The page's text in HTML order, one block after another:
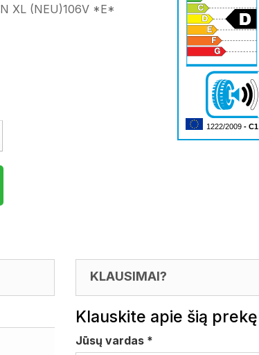
XL (NEU)106V *E*
1222/2009 - C1
KLAUSIMAI?
Klauskite apie šią prekę
Jūsų vardas *